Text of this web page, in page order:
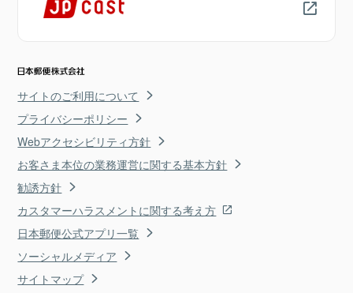
サイトのご利用について
プライバシーポリシー
Webアクセシビリティ方針
お客さま本位の業務運営に関する基本方針
勧誘方針
カスタマーハラスメントに関する考え方
日本郵便公式アプリ一覧
ソーシャルメディア
サイトマップ